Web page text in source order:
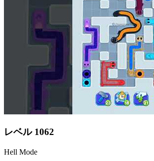
レベル 1062
Hell Mode